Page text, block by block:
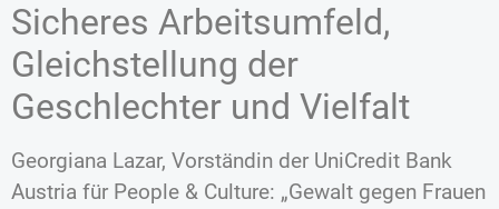
Sicheres Arbeitsumfeld,
Gleichstellung der
Geschlechter und Vielfalt
Georgiana Lazar, Vorständin der UniCredit Bank
Austria für People & Culture: „Gewalt gegen Frauen